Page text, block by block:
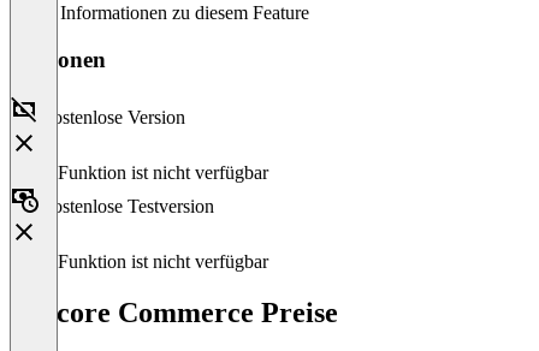
Keine Informationen zu diesem Feature
Versionen
Kostenlose Version
Diese Funktion ist nicht verfügbar
Kostenlose Testversion
Diese Funktion ist nicht verfügbar
Sitecore Commerce Preise